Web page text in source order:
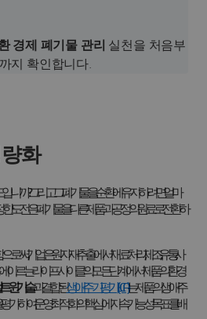
경제 폐기물 관리 실천을 처음부
지 확인합니다.
화
니까? 그리고 그 폐기물을 순환에 유지하려면 얼마
도전은 폐기물을 다른 제품과 공정의 원료로 전환하
로써, 기업은 원자재 추출에서 재료 처리, 제조, 유통, 사
에 이르는 라이프사이클의 모든 단계에서 제품의 환경
윈 기술과 결합된생애 주기 평가(LCA)는 제품의 생애 주
가하여 운영 최적화의 핵심에 지속 가능성 목표를 배